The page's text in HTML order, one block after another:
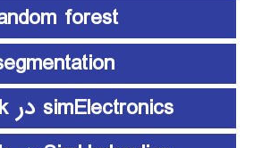
forest
simElectronics در Simulink